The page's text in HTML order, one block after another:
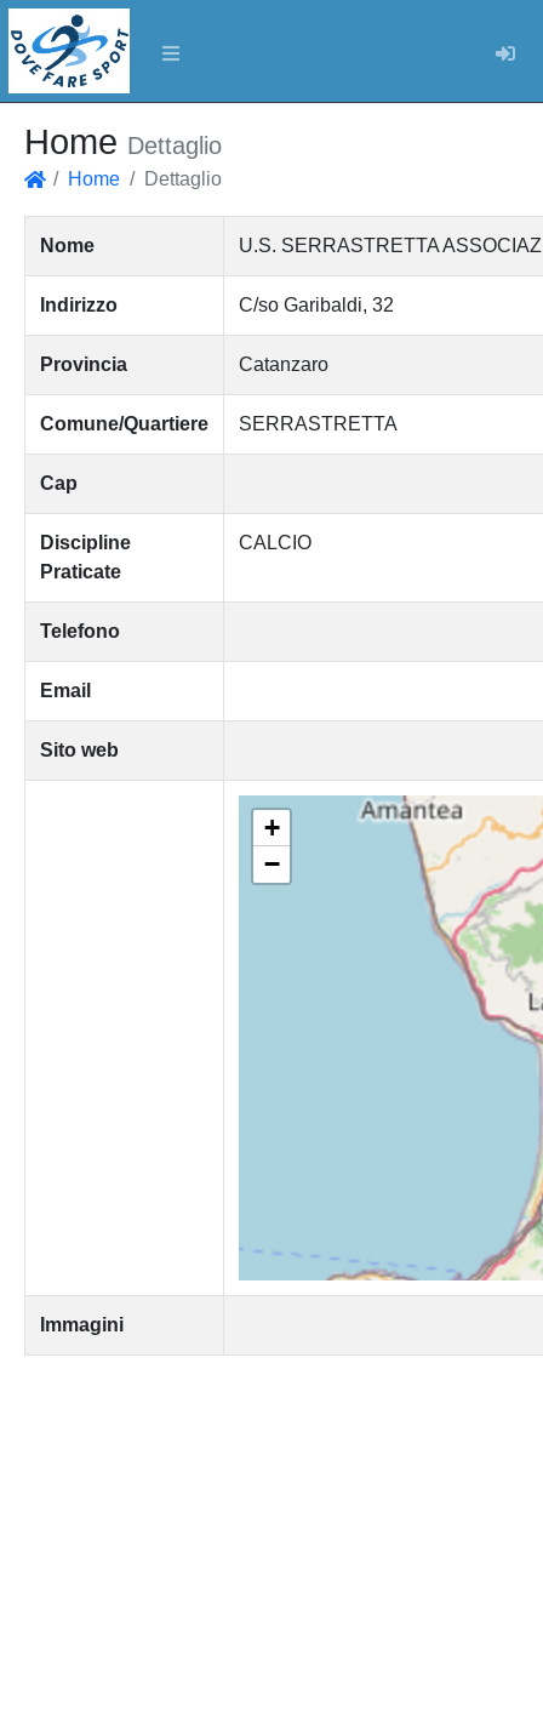
Home Dettaglio
Home Dettaglio
Nome U.S. SERRASTRETTA
Indirizzo C/so Garibaldi, 32
Provincia Catanzaro
Comune/Quartiere SERRASTRETTA
Cap
Discipline
Praticate
CALCIO
Telefono
Email
Sito web
+
−
Immagini